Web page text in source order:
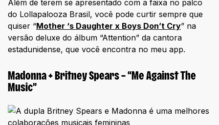
Além de terem se apresentado com a faixa no palco
do Lollapalooza Brasil, você pode curtir sempre que
quiser “Mother ‘s Daughter x Boys Don’t Cry” na
versão deluxe do álbum “Attention” da cantora
estadunidense, que você encontra no meu app.
Madonna + Britney Spears – “Me Against The
Music”